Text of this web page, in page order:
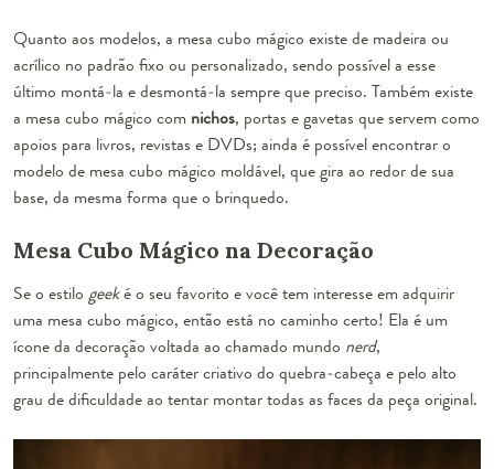
Quanto aos modelos, a mesa cubo mágico existe de madeira ou
acrílico no padrão fixo ou personalizado, sendo possível a esse
último montá-la e desmontá-la sempre que preciso. Também existe
a mesa cubo mágico com nichos, portas e gavetas que servem como
apoios para livros, revistas e DVDs; ainda é possível encontrar o
modelo de mesa cubo mágico moldável, que gira ao redor de sua
base, da mesma forma que o brinquedo.
Mesa Cubo Mágico na Decoração
Se o estilo geeké o seu favorito e você tem interesse em adquirir
uma mesa cubo mágico, então está no caminho certo! Ela é um
ícone da decoração voltada ao chamado mundo nerd,
principalmente pelo caráter criativo do quebra-cabeça e pelo alto
grau de dificuldade ao tentar montar todas as faces da peça original.